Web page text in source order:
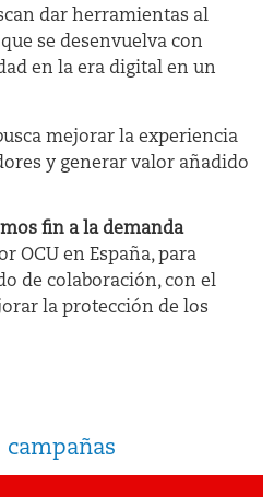
dar herramientas al
se desenvuelva con
en la era digital en un
mejorar la experiencia
y generar valor añadido
fin a la demanda
OCU en España, para
de colaboración, con el
la protección de los
campañas